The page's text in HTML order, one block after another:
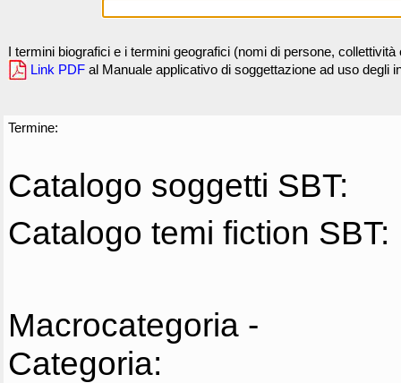
I termini biografici e i termini geografici (nomi di persone,
Link PDF al Manuale applicativo di soggettazione ad uso degli
Termine:
Catalogo soggetti SBT:
Catalogo temi fiction SBT:
Macrocategoria -
Categoria: